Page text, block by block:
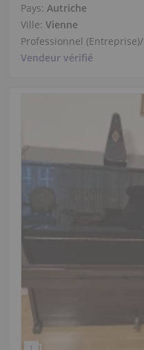
Pays: Autriche
Ville: Vienne
Professionnel (Entreprise)/
Vendeur vérifié